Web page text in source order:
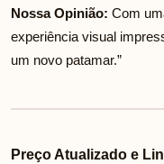
Nossa Opinião: Com
experiência visual
um novo patamar.”
Preço Atualizado e